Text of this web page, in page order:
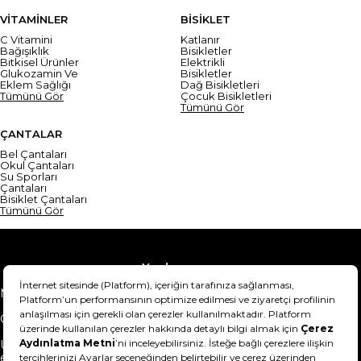
VİTAMİNLER
C Vitamini
Bağışıklık
Bitkisel Ürünler
Glukozamin Ve
Eklem Sağlığı
Tümünü Gör
BİSİKLET
Katlanır
Bisikletler
Elektrikli
Bisikletler
Dağ Bisikletleri
Çocuk Bisikletleri
Tümünü Gör
ÇANTALAR
Bel Çantaları
Okul Çantaları
Su Sporları
Çantaları
Bisiklet Çantaları
Tümünü Gör
Yardım
Mesafeli Satış Sözleşmesi
Teslimat Bilgisi
Gizlilik Sözleşmesi
Şartlar & Koşullar
Ürünümü nasıl iade
edebilirim?
Hakkımızda